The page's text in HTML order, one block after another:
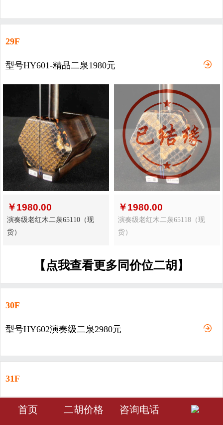
29F
型号HY601-精品二泉1980元
￥1980.00
演奏级老红木二泉65110（现
货）
￥1980.00
演奏级老红木二泉65118（现
货）
【点我查看更多同价位二胡】
30F
型号HY602演奏级二泉2980元
31F
型号HY603-演奏级二泉3980元
󰀁 󰀅
首页 二胡价格 咨询电话